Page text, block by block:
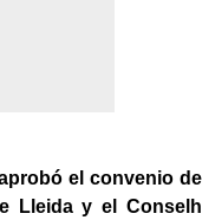
el convenio de
Lleida y el Conselh